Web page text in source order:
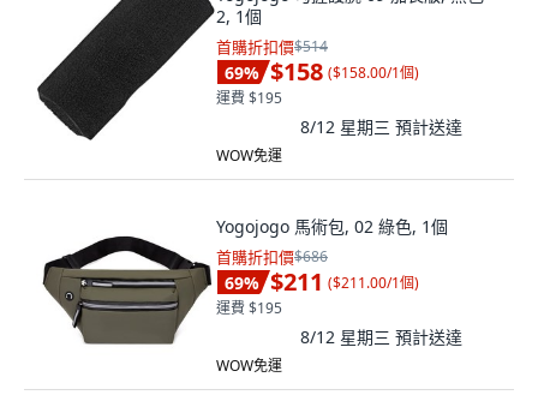
2, 1個
首購折扣價$514
69% $158 ($158.00/1個)
運費 $195
8/12 星期三 預計送達
WOW免運
Yogojogo 馬術包, 02 綠色, 1個
首購折扣價$686
69% $211 ($211.00/1個)
運費 $195
8/12 星期三 預計送達
WOW免運